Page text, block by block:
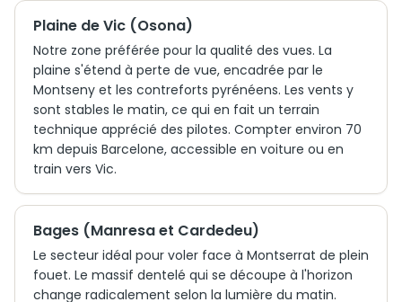
Plaine de Vic (Osona)
Notre zone préférée pour la qualité des vues. La
plaine s'étend à perte de vue, encadrée par le
Montseny et les contreforts pyrénéens. Les vents y
sont stables le matin, ce qui en fait un terrain
technique apprécié des pilotes. Compter environ 70
km depuis Barcelone, accessible en voiture ou en
train vers Vic.
Bages (Manresa et Cardedeu)
Le secteur idéal pour voler face à Montserrat de plein
fouet. Le massif dentelé qui se découpe à l'horizon
change radicalement selon la lumière du matin.